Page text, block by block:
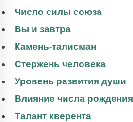
Число силы союза
Вы и завтра
Камень-талисман
Стержень человека
Уровень развития души
Влияние числа рождения
Талант кверента